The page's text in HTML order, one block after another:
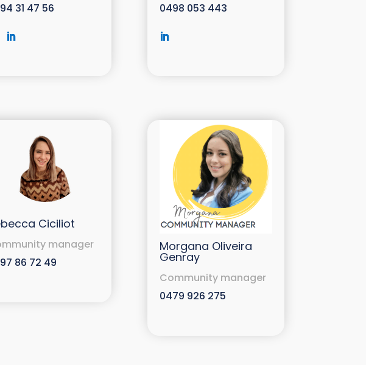
31 47 56
0498 053 443
Ciciliot
manager
86 72 49
Morgana Oliveira
Genray
Community manager
0479 926 275